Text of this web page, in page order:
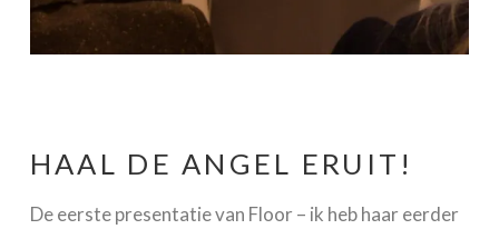
HAAL DE ANGEL ERUIT!
De eerste presentatie van Floor – ik heb haar eerder